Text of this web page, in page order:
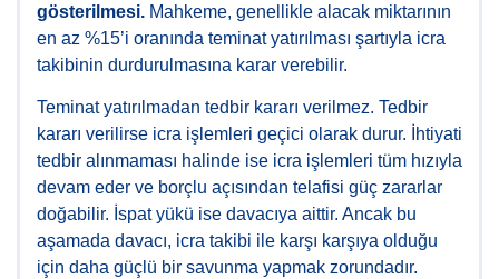
gösterilmesi. Mahkeme, genellikle alacak miktarının
en az %15’i oranında teminat yatırılması şartıyla icra
takibinin durdurulmasına karar verebilir.
Teminat yatırılmadan tedbir kararı verilmez. Tedbir
kararı verilirse icra işlemleri geçici olarak durur. İhtiyati
tedbir alınmaması halinde ise icra işlemleri tüm hızıyla
devam eder ve borçlu açısından telafisi güç zararlar
doğabilir. İspat yükü ise davacıya aittir. Ancak bu
aşamada davacı, icra takibi ile karşı karşıya olduğu
için daha güçlü bir savunma yapmak zorundadır.